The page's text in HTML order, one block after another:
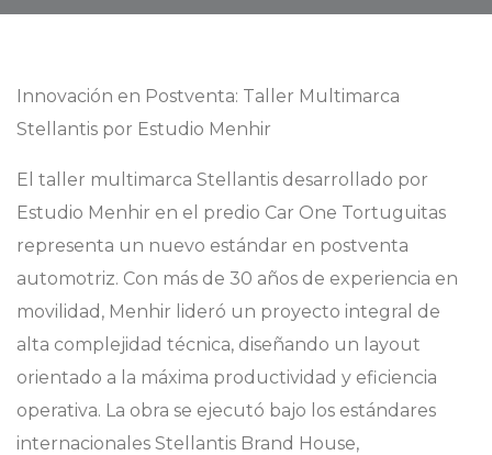
Innovación en Postventa: Taller Multimarca
Stellantis por Estudio Menhir
El taller multimarca Stellantis desarrollado por
Estudio Menhir en el predio Car One Tortuguitas
representa un nuevo estándar en postventa
automotriz. Con más de 30 años de experiencia en
movilidad, Menhir lideró un proyecto integral de
alta complejidad técnica, diseñando un layout
orientado a la máxima productividad y eficiencia
operativa. La obra se ejecutó bajo los estándares
internacionales Stellantis Brand House,